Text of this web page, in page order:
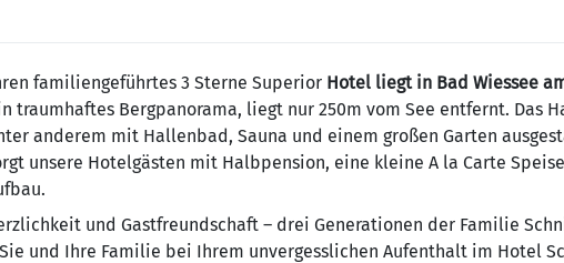
familiengeführtes 3 Sterne Superior Hotel liegt in Bad Wiessee
traumhaftes Bergpanorama, liegt nur 250m vom See entfernt. Das
anderem mit Hallenbad, Sauna und einem großen Garten
unsere Hotelgästen mit Halbpension, eine kleine A la Carte
und Gastfreundschaft – drei Generationen der Familie
und Ihre Familie bei Ihrem unvergesslichen Aufenthalt im Hotel